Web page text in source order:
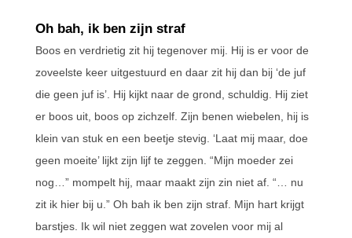
Oh bah, ik ben zijn straf
Boos en verdrietig zit hij tegenover mij. Hij is er voor de
zoveelste keer uitgestuurd en daar zit hij dan bij ‘de juf
die geen juf is’. Hij kijkt naar de grond, schuldig. Hij ziet
er boos uit, boos op zichzelf. Zijn benen wiebelen, hij is
klein van stuk en een beetje stevig. ‘Laat mij maar, doe
geen moeite’ lijkt zijn lijf te zeggen. “Mijn moeder zei
nog…” mompelt hij, maar maakt zijn zin niet af. “… nu
zit ik hier bij u.” Oh bah ik ben zijn straf. Mijn hart krijgt
barstjes. Ik wil niet zeggen wat zovelen voor mij al